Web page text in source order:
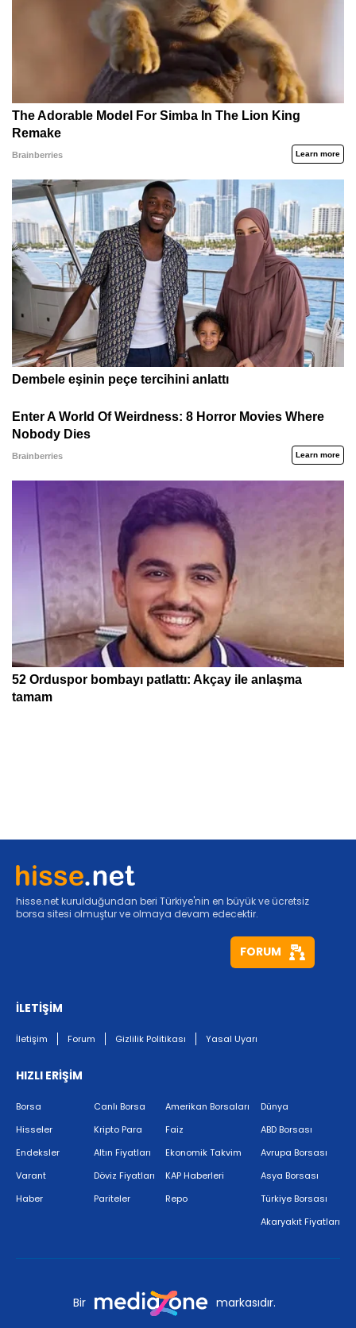
hisse.net kurulduğundan beri Türkiye'nin en büyük ve ücretsiz
borsa sitesi olmuştur ve olmaya devam edecektir.
FORUM
İLETİŞİM
İletişim Forum Gizlilik Politikası Yasal Uyarı
HIZLI ERİŞİM
Borsa
Hisseler
Endeksler
Varant
Haber
Canlı Borsa
Kripto Para
Altın Fiyatları
Döviz Fiyatları
Pariteler
Amerikan Borsaları
Faiz
Ekonomik Takvim
KAP Haberleri
Repo
Dünya
ABD Borsası
Avrupa Borsası
Asya Borsası
Türkiye Borsası
Akaryakıt Fiyatları
Bir markasıdır.